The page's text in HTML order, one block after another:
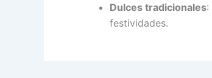
Dulces tradicionales:
festividades.